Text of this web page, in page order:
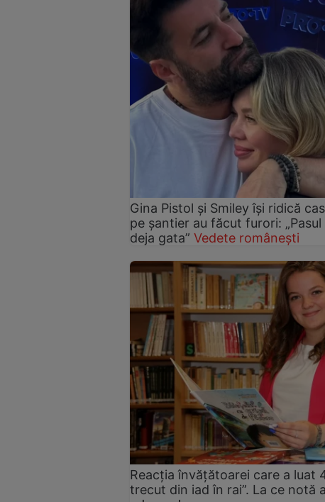
Gina Pistol și Smiley își ridică
pe șantier au făcut furori:
deja gata” Vedete românești
Reacția învățătoarei care a luat
trecut din iad în rai”. La ce notă